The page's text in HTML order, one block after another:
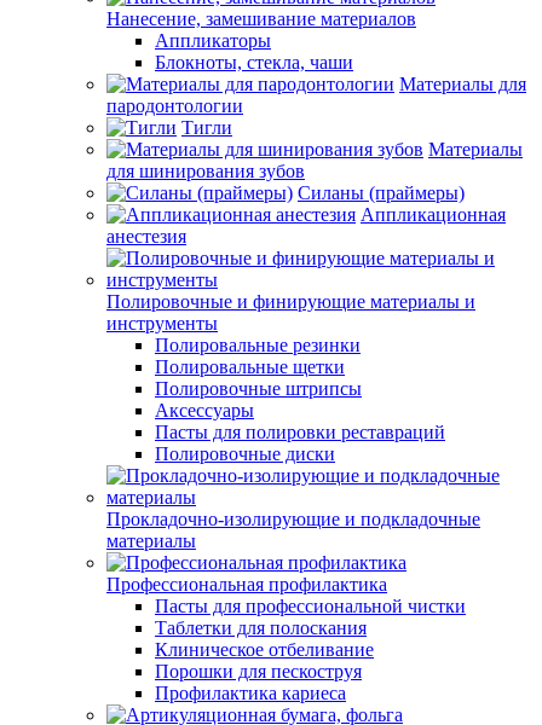
Нанесение, замешивание материалов
Аппликаторы
Блокноты, стекла, чаши
Материалы для
пародонтологии
Тигли
Материалы
для шинирования зубов
Силаны (праймеры)
Аппликационная
анестезия
Полировочные и финирующие материалы и
инструменты
Полировальные резинки
Полировальные щетки
Полировочные штрипсы
Аксессуары
Пасты для полировки реставраций
Полировочные диски
Прокладочно-изолирующие и подкладочные
материалы
Профессиональная профилактика
Пасты для профессиональной чистки
Таблетки для полоскания
Клиническое отбеливание
Порошки для пескоструя
Профилактика кариеса